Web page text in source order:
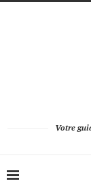
Votre